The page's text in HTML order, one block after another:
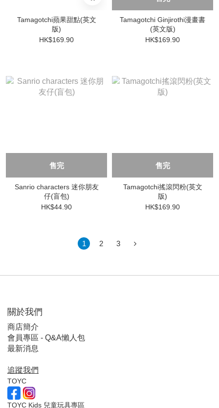
Tamagotchi蘋果甜點(英文
版)
HK$169.90
Tamagotchi Ginjirothi漫畫書
(英文版)
HK$169.90
售完
Sanrio characters 迷你朋友
仔(盲包)
HK$44.90
售完
Tamagotchi搖滾閃粉(英文
版)
HK$169.90
1 2 3
關於我們
商店簡介
會員專區 - Q&A懶人包
最新消息
追蹤我們
TOYC
TOYC Kids 兒童玩具專區